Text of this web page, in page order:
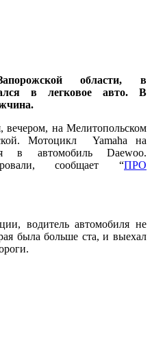
области, в
в легковое авто. В
вечером, на Мелитопольском
Мотоцикл Yamaha на
в автомобиль Daewoo.
сообщает “ПРО
водитель автомобиля не
была больше ста, и выехал